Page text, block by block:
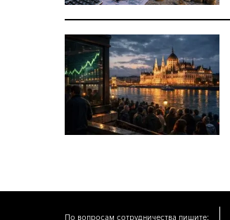
По вопросам сотрудничества пишите: